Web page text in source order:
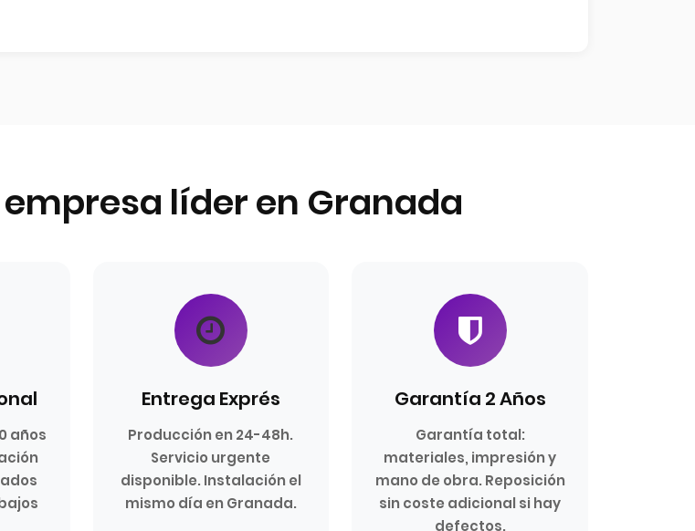
líder en Granada
años
Entrega Exprés
Producción en 24-48h.
Servicio urgente
disponible. Instalación el
mismo día en Granada.
Garantía 2 Años
Garantía total:
materiales, impresión y
mano de obra. Reposición
sin coste adicional si hay
defectos.